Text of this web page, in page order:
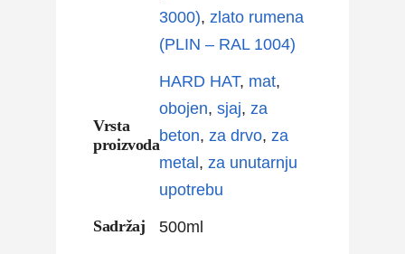
3000), zlato rumena
(PLIN – RAL 1004)
Vrsta
proizvoda
HARD HAT, mat,
obojen,sjaj, za
beton, za drvo, za
metal, za unutarnju
upotrebu
Sadržaj
500ml